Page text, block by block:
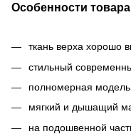
Особенности товара
ткань верха хорошо
стильный
полномерная
мягкий и дышащий
на подошвенной